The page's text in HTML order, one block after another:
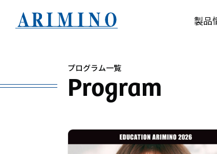
製品
プログラム一覧
Program